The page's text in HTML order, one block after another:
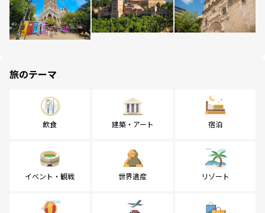
旅のテーマ
飲食 建築・アート 宿泊
イベント・観戦 世界遺産 リゾート